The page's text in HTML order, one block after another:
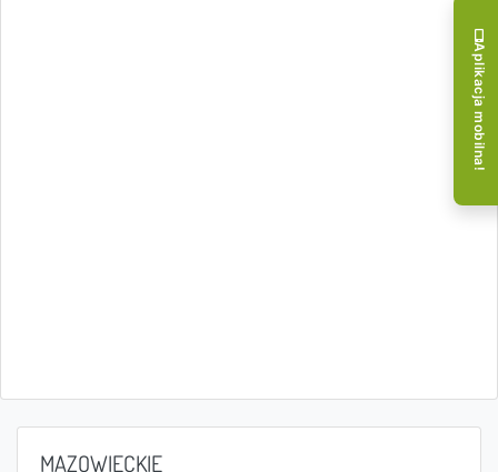
MAZOWIECKIE
Aplikacja mobilna!